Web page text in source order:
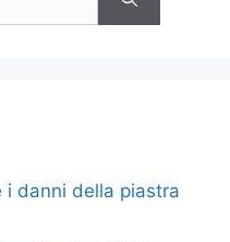
i danni della piastra